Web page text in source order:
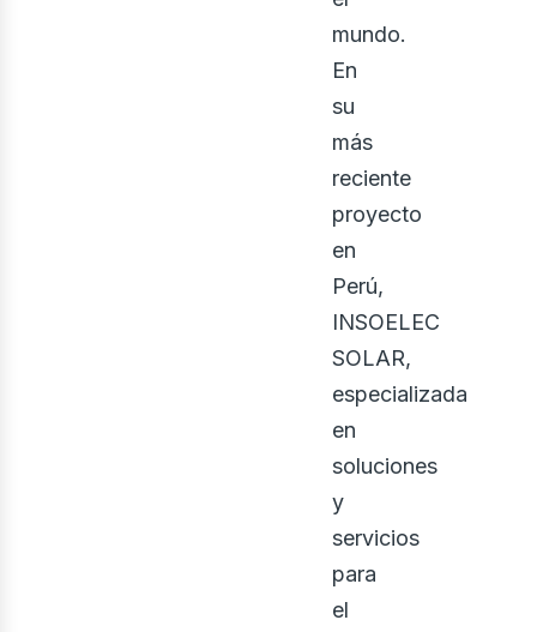
mundo.
En
su
más
reciente
proyecto
en
Perú,
INSOELEC
SOLAR,
especializada
en
soluciones
y
servicios
para
el